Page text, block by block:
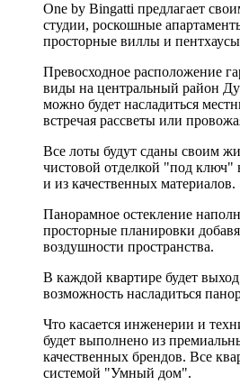
One by Bingatti предлагает
студии, роскошные
просторные виллы и
Превосходное расположение
виды на центральный район
можно будет насладиться
встречая рассветы или
Все лоты будут сданы своим
чистовой отделкой "под ключ"
и из качественных материалов.
Панорамное остекление
просторные планировки
воздушности пространства.
В каждой квартире будет
возможность насладиться
Что касается инженерии и
будет выполнено из
качественных брендов. Все
системой "Умный дом".